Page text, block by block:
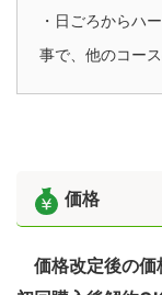
・日ごろからハ
事で、他のコー
価格
価格改定後の価